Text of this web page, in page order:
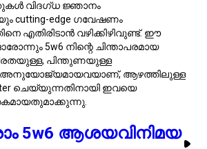
ബന്ധം, സുരക്ഷ എന്നിവയും താല്പര്യം
തുറന്ന സംഭാഷണവും
ഇവർക്ക് മതിയായ വേദി
നിഷ്കളങ്കമായ സമ്ബന്ധപെടൽ
മനസിലാക്കുന്നതും
ബന്ധത്തിന്റെ
പോകുന്നത് സാര്ധമാണ്.